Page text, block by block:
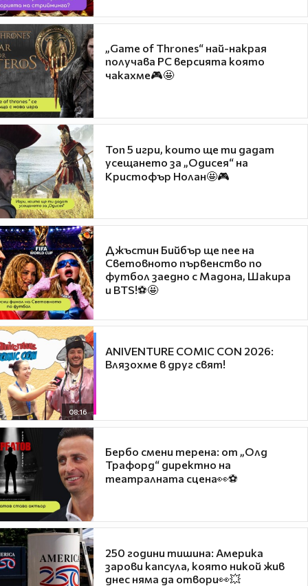
„Game of Thrones“ най-накрая
получава PC версията която
чакахме🎮🤩
Топ 5 игри, които ще ти дадат
усещането за „Одисея“ на
Кристофър Нолан🤩🎮
Джъстин Бийбър ще пее на
Световното първенство по
футбол заедно с Мадона, Шакира
и BTS!⚽🤩
08:16
ANIVENTURE COMIC CON 2026:
Влязохме в друг свят!
Бербо смени терена: от „Олд
Трафорд“ директно на
театралната сцена👀⚽
250 години тишина: Америка
зарови капсула, която никой жив
днес няма да отвори👀💥